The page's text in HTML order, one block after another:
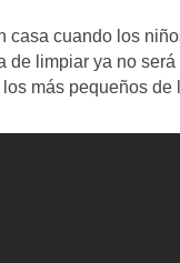
casa cuando los
limpiar ya no
más pequeños de